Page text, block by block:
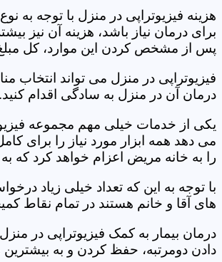
هزینه فیزیوتراپی در منزل با توجه
برای درمان نیاز باشد، هزینه آن نیز
پس از مشخص کردن این موارد، کل
فیزیوتراپی در منزل می تواند
درمان آن در منزل به سادگی اقدام کنید.
یکی از خدمات خیلی مهم مجموعه
می دهد همه ابزار مورد نیاز را برای
را به خانه مریض اعزام خواهد کرد که
با توجه به این که تعداد خیلی زیاد
های آقا و خانم هستند در تمام نقاط
درمان بیمار به کمک فیزیوتراپی در
دادن دومرتبه، حفظ کردن و به